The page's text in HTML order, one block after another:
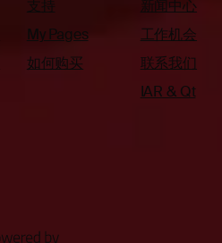
支持
My Pages
如何购买
新闻中心
工作机会
联系我们
IAR & Qt